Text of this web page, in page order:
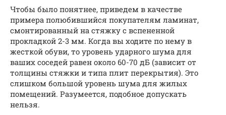
Чтобы было понятнее, приведем в качестве
примера полюбившийся покупателям ламинат,
смонтированный на стяжку с вспененной
прокладкой 2-3 мм. Когда вы ходите по нему в
жесткой обуви, то уровень ударного шума для
ваших соседей равен около 60-70 дБ (зависит от
толщины стяжки и типа плит перекрытия). Это
слишком большой уровень шума для жилых
помещений. Разумеется, подобное допускать
нельзя.